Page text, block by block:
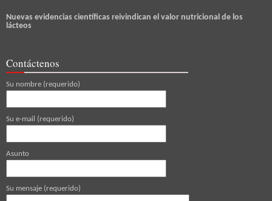
Nuevas evidencias científicas reivindican el valor nutricional de los
lácteos
Contáctenos
Su nombre (requerido)
Su e-mail (requerido)
Asunto
Su mensaje (requerido)